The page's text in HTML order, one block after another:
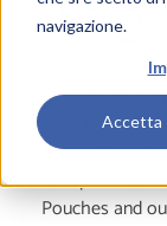
navigazione.
Accetta
the
time, in Sao
May, Fispal
Group
Pouches and